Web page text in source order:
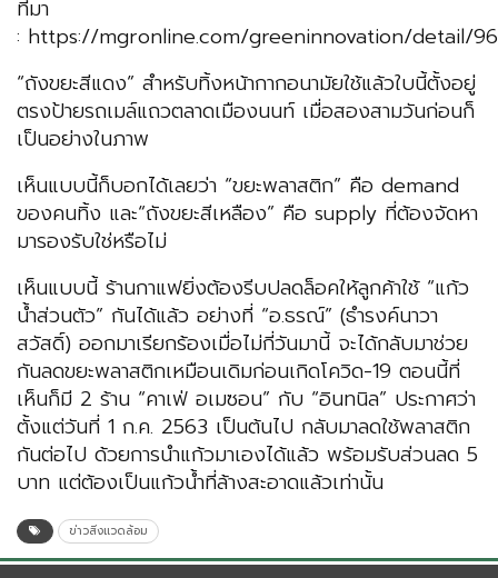
ที่มา
: https://mgronline.com/greeninnovation/detail/
“ถังขยะสีแดง” สำหรับทิ้งหน้ากากอนามัยใช้แล้วใบนี้ตั้งอยู่
ตรงป้ายรถเมล์แถวตลาดเมืองนนท์ เมื่อสองสามวันก่อนก็
เป็นอย่างในภาพ
เห็นแบบนี้ก็บอกได้เลยว่า “ขยะพลาสติก” คือ demand
ของคนทิ้ง และ“ถังขยะสีเหลือง” คือ supply ที่ต้องจัดหา
มารองรับใช่หรือไม่
เห็นแบบนี้ ร้านกาแฟยิ่งต้องรีบปลดล็อคให้ลูกค้าใช้ “แก้ว
น้ำส่วนตัว” กันได้แล้ว อย่างที่ “อ.ธรณ์” (ธำรงค์นาวา
สวัสดิ์) ออกมาเรียกร้องเมื่อไม่กี่วันมานี้ จะได้กลับมาช่วย
กันลดขยะพลาสติกเหมือนเดิมก่อนเกิดโควิด-19 ตอนนี้ที่
เห็นก็มี 2 ร้าน “คาเฟ่ อเมซอน” กับ “อินทนิล” ประกาศว่า
ตั้งแต่วันที่ 1 ก.ค. 2563 เป็นต้นไป กลับมาลดใช้พลาสติก
กันต่อไป ด้วยการนำแก้วมาเองได้แล้ว พร้อมรับส่วนลด 5
บาท แต่ต้องเป็นแก้วน้ำที่ล้างสะอาดแล้วเท่านั้น
ข่าวสิ่งแวดล้อม